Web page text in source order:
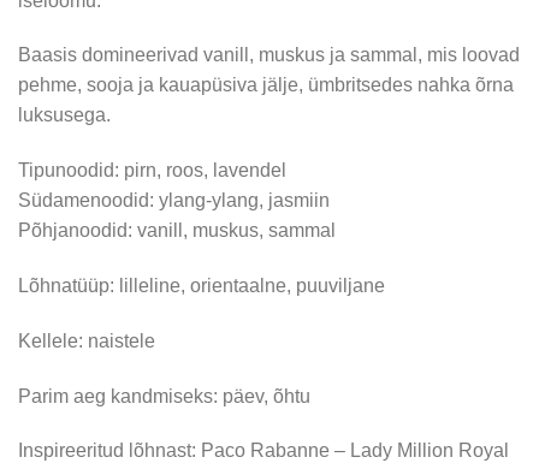
Baasis domineerivad vanill, muskus ja sammal, mis loovad
pehme, sooja ja kauapüsiva jälje, ümbritsedes nahka õrna
luksusega.
Tipunoodid: pirn, roos, lavendel
Südamenoodid: ylang-ylang, jasmiin
Põhjanoodid: vanill, muskus, sammal
Lõhnatüüp: lilleline, orientaalne, puuviljane
Kellele: naistele
Parim aeg kandmiseks: päev, õhtu
Inspireeritud lõhnast: Paco Rabanne – Lady Million Royal